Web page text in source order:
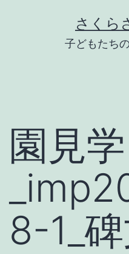
さくら
子どもたち
園見学
8-1_